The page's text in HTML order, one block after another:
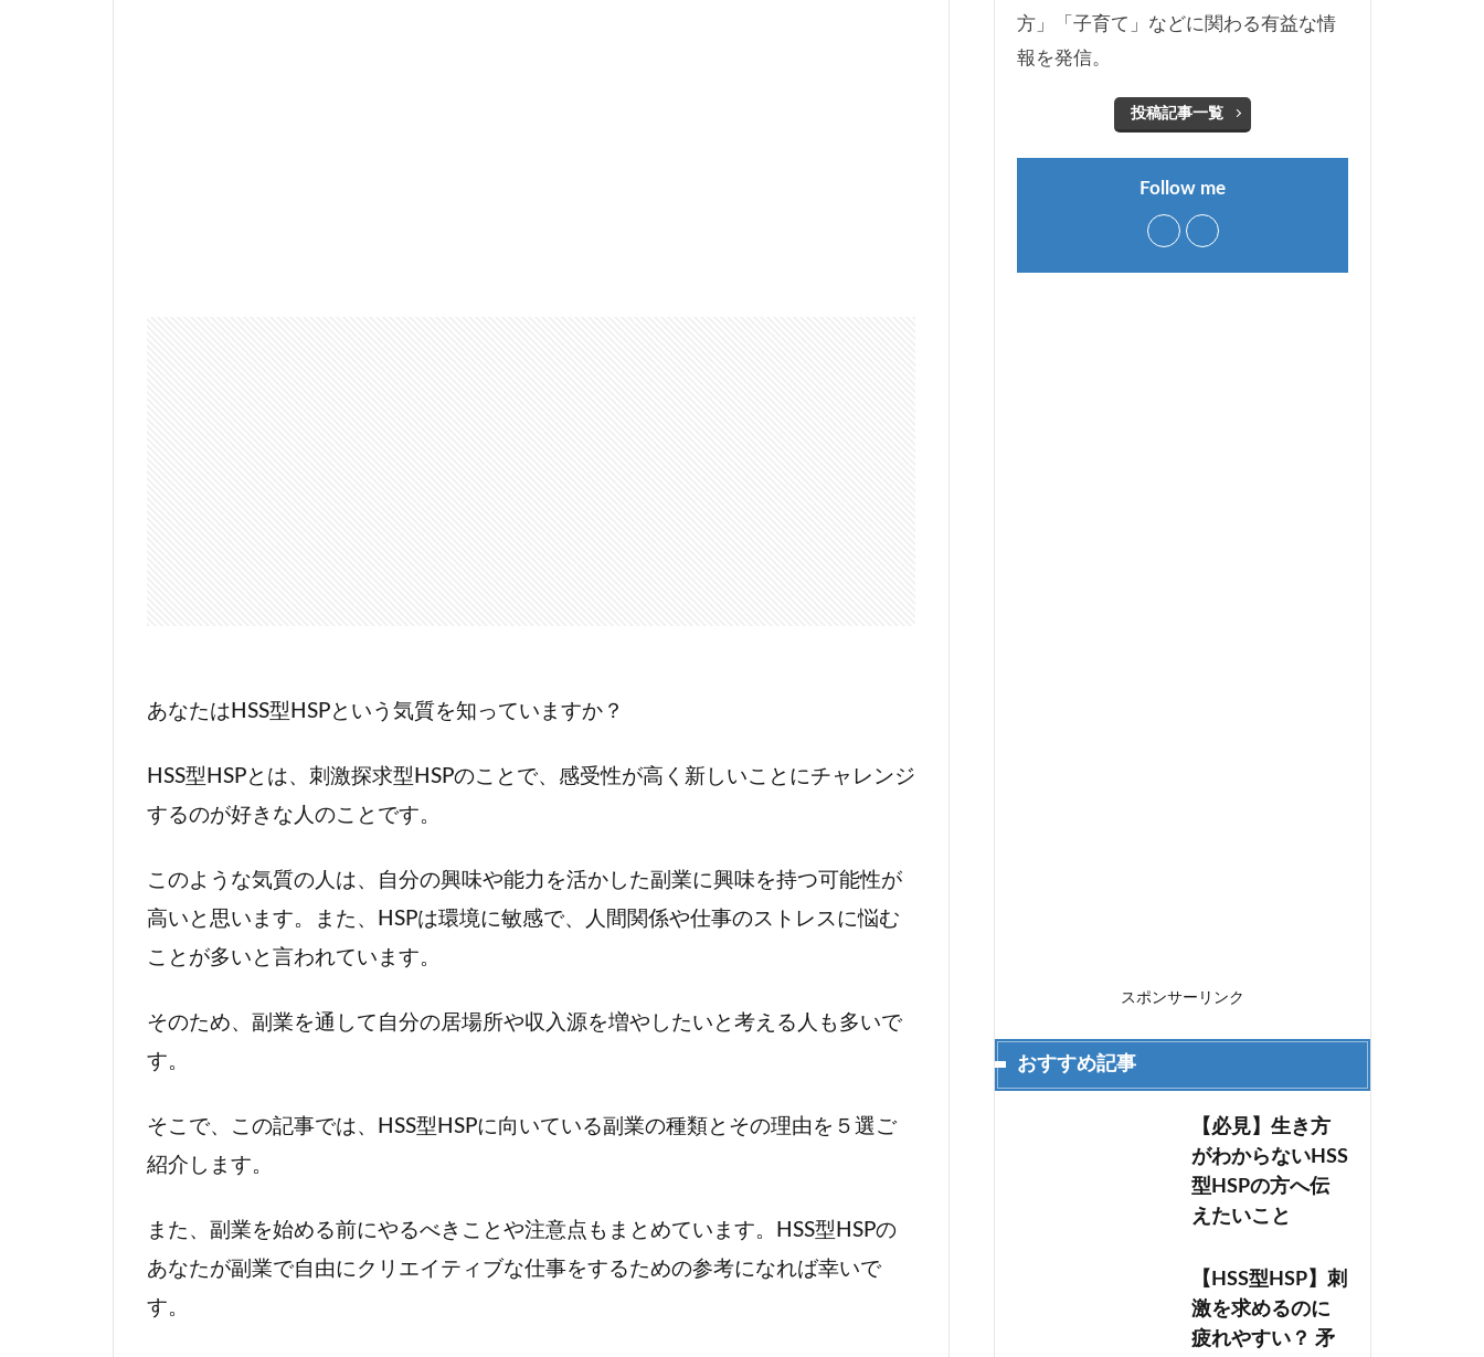
あなたはHSS型HSPという気質を知っていますか？
HSS型HSPとは、刺激探求型HSPのことで、感受性が高く新しいことにチャレンジ
するのが好きな人のことです。
このような気質の人は、自分の興味や能力を活かした副業に興味を持つ可能性が
高いと思います。また、HSPは環境に敏感で、人間関係や仕事のストレスに悩む
ことが多いと言われています。
そのため、副業を通して自分の居場所や収入源を増やしたいと考える人も多いで
す。
そこで、この記事では、HSS型HSPに向いている副業の種類とその理由を５選ご
紹介します。
また、副業を始める前にやるべきことや注意点もまとめています。HSS型HSPの
あなたが副業で自由にクリエイティブな仕事をするための参考になれば幸いで
す。
方」「子育て」などに関わる有益な情
報を発信。
投稿記事一覧
Follow me
スポンサーリンク
おすすめ記事
【必見】生き方
がわからないHSS
型HSPの方へ伝
えたいこと
【HSS型HSP】刺
激を求めるのに
疲れやすい？ 矛